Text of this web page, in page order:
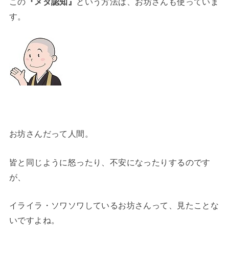
す。
お坊さんだって人間。
皆と同じように怒ったり、不安になったりするのです
が、
イライラ・ソワソワしているお坊さんって、見たことな
いですよね。